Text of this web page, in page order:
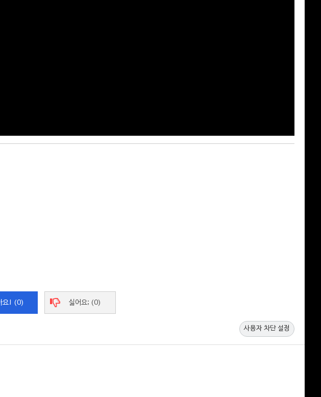
요! (0) 싫어요; (0)
사용자 차단 설정